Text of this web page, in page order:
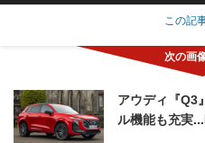
この記
アウディ『Q3
ル機能も充実